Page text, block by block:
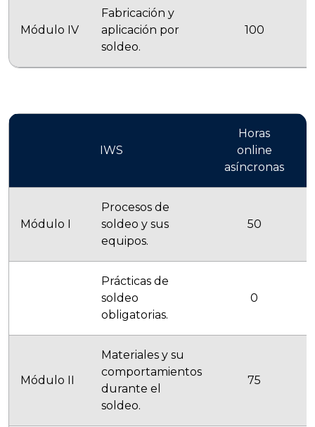
Módulo IV
Fabricación y
aplicación por
soldeo.
100
IWS
Horas
online
asíncronas
Módulo I
Procesos de
soldeo y sus
equipos.
50
Prácticas de
soldeo
obligatorias.
0
Módulo II
Materiales y su
comportamientos
durante el
soldeo.
75